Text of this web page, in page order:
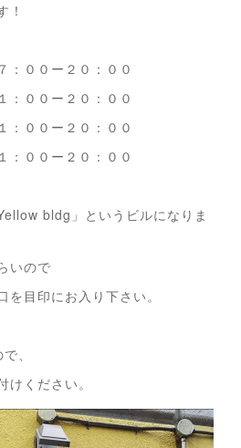
！
：００ー２０：００
：００ー２０：００
：００ー２０：００
：００ー２０：００
bldg」というビルになりま
いので
目印にお入り下さい。
、
ください。